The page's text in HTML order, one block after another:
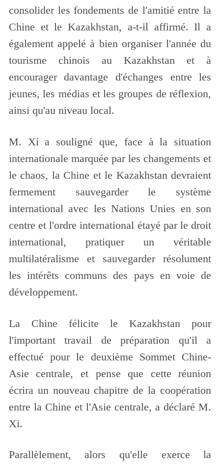
consolider les fondements de l'amitié entre la
Chine et le Kazakhstan, a-t-il affirmé. Il a
également appelé à bien organiser l'année du
tourisme chinois au Kazakhstan et à
encourager davantage d'échanges entre les
jeunes, les médias et les groupes de réflexion,
ainsi qu'au niveau local.
M. Xi a souligné que, face à la situation
internationale marquée par les changements et
le chaos, la Chine et le Kazakhstan devraient
fermement sauvegarder le système
international avec les Nations Unies en son
centre et l'ordre international étayé par le droit
international, pratiquer un véritable
multilatéralisme et sauvegarder résolument
les intérêts communs des pays en voie de
développement.
La Chine félicite le Kazakhstan pour
l'important travail de préparation qu'il a
effectué pour le deuxième Sommet Chine-
Asie centrale, et pense que cette réunion
écrira un nouveau chapitre de la coopération
entre la Chine et l'Asie centrale, a déclaré M.
Xi.
Parallèlement, alors qu'elle exerce la